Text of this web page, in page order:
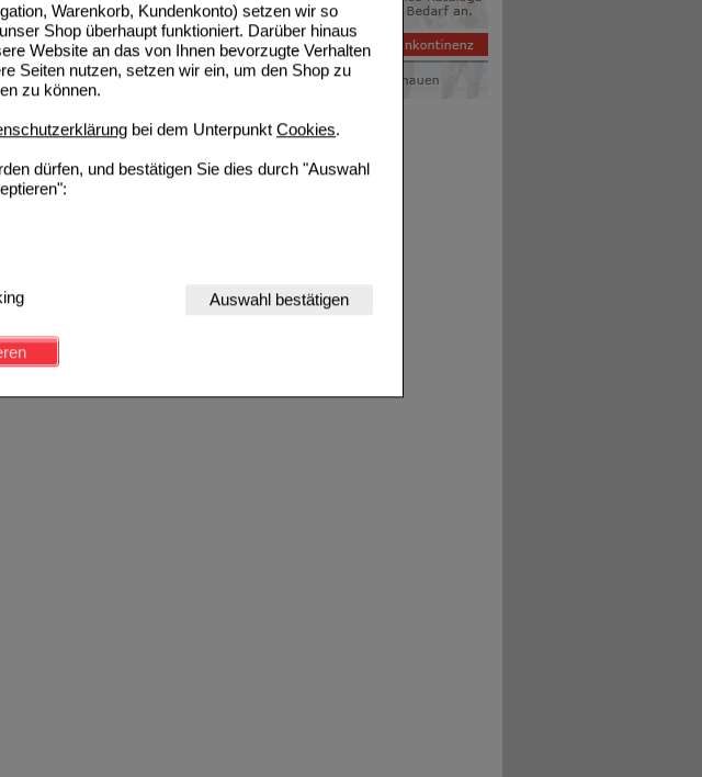
Warenkorb, Kundenkonto) setzen wir so
Shop überhaupt funktioniert. Darüber hinaus
Website an das von Ihnen bevorzugte Verhalten
Seiten nutzen, setzen wir ein, um den Shop zu
zu können.
bei dem Unterpunkt Cookies.
dürfen, und bestätigen Sie dies durch "Auswahl
für die Grundfunktionen unserer Website
auf diese nicht verzichtet werden kann.
noch ansprechender zu gestalten,
Seite an bevorzugte Verhaltensweisen (z.B.
können, den Inhalt auf unserer Website aber
Bitte beachten Sie, dass Daten hierfür
werden.
Auswahl bestätigen